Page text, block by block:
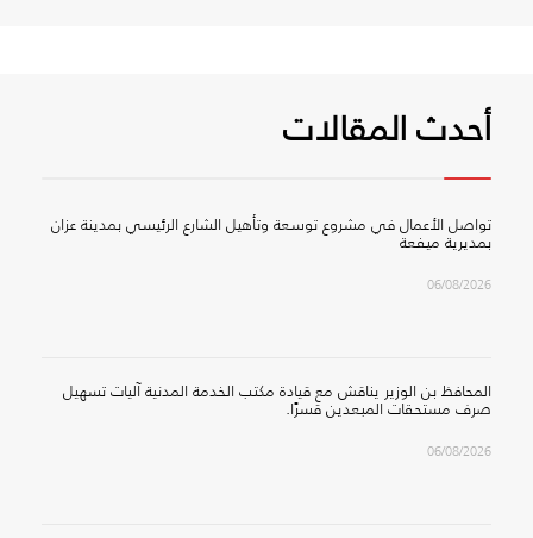
أحدث المقالات
تواصل الأعمال في مشروع توسعة وتأهيل الشارع الرئيسي بمدينة عزان
بمديرية ميفعة
06/08/2026
المحافظ بن الوزير يناقش مع قيادة مكتب الخدمة المدنية آليات تسهيل
صرف مستحقات المبعدين قسرًا.
06/08/2026